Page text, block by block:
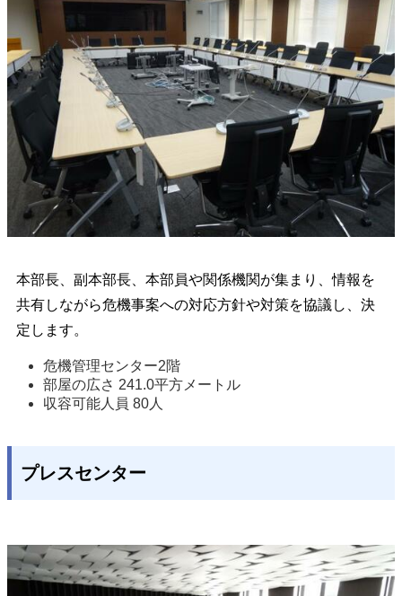
本部長、副本部長、本部員や関係機関が集まり、情報を
共有しながら危機事案への対応方針や対策を協議し、決
定します。
危機管理センター2階
部屋の広さ 241.0平方メートル
収容可能人員 80人
プレスセンター